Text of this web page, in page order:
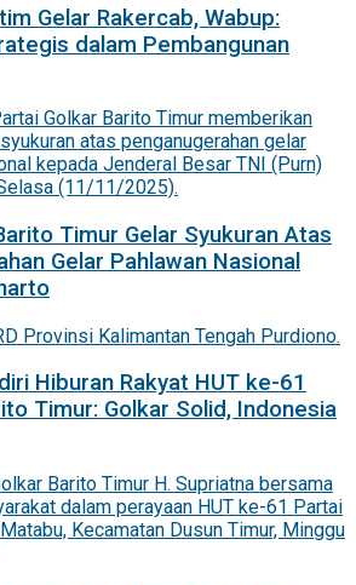
Gelar Rakercab, Wabup:
dalam Pembangunan
Timur Gelar Syukuran Atas
Gelar Pahlawan Nasional
Hiburan Rakyat HUT ke-61
Timur: Golkar Solid, Indonesia